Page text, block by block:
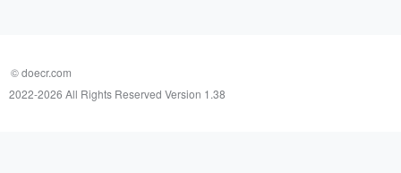
© doecr.com
2022-2026 All Rights Reserved Version 1.38